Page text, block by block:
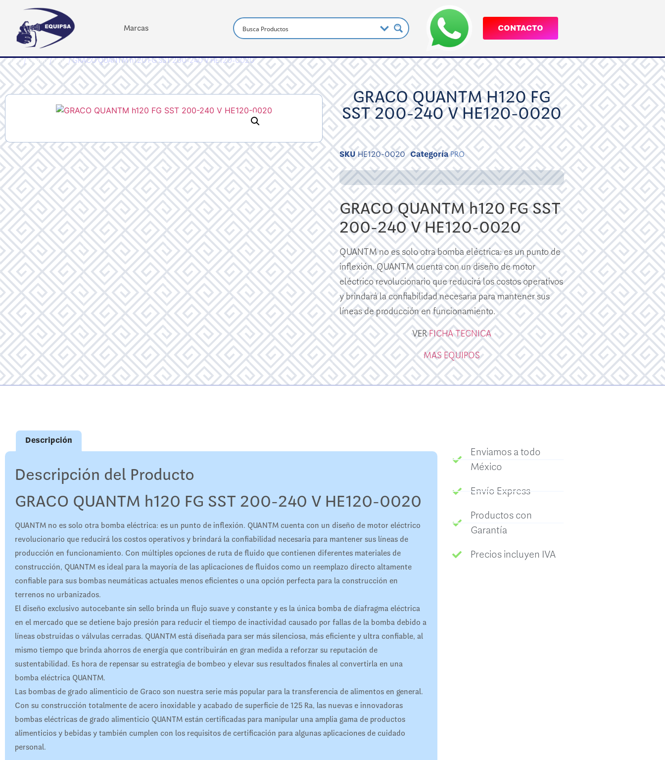
Marcas CONTACTO
Inicio/Graco/PRO/ GRACO QUANTM h120 FG SST 200-240 V HE120-0020
GRACO QUANTM H120 FG
SST 200-240 V HE120-0020
SKUHE120-0020 CategoríaPRO
GRACO QUANTM h120 FG SST
200-240 V HE120-0020
QUANTM no es solo otra bomba eléctrica: es un punto de
inflexión. QUANTM cuenta con un diseño de motor
eléctrico revolucionario que reducirá los costos operativos
y brindará la confiabilidad necesaria para mantener sus
líneas de producción en funcionamiento.
VERFICHA TECNICA
MAS EQUIPOS
Descripción
Descripción del Producto
GRACO QUANTM h120 FG SST 200-240 V HE120-0020
QUANTM no es solo otra bomba eléctrica: es un punto de inflexión. QUANTM cuenta con un diseño de motor eléctrico
revolucionario que reducirá los costos operativos y brindará la confiabilidad necesaria para mantener sus líneas de
producción en funcionamiento. Con múltiples opciones de ruta de fluido que contienen diferentes materiales de
construcción, QUANTM es ideal para la mayoría de las aplicaciones de fluidos como un reemplazo directo altamente
confiable para sus bombas neumáticas actuales menos eficientes o una opción perfecta para la construcción en
terrenos no urbanizados.
El diseño exclusivo autocebante sin sello brinda un flujo suave y constante y es la única bomba de diafragma eléctrica
en el mercado que se detiene bajo presión para reducir el tiempo de inactividad causado por fallas de la bomba debido a
líneas obstruidas o válvulas cerradas. QUANTM está diseñada para ser más silenciosa, más eficiente y ultra confiable, al
mismo tiempo que brinda ahorros de energía que contribuirán en gran medida a reforzar su reputación de
sustentabilidad. Es hora de repensar su estrategia de bombeo y elevar sus resultados finales al convertirla en una
bomba eléctrica QUANTM.
Las bombas de grado alimenticio de Graco son nuestra serie más popular para la transferencia de alimentos en general.
Con su construcción totalmente de acero inoxidable y acabado de superficie de 125 Ra, las nuevas e innovadoras
bombas eléctricas de grado alimenticio QUANTM están certificadas para manipular una amplia gama de productos
alimenticios y bebidas y también cumplen con los requisitos de certificación para algunas aplicaciones de cuidado
personal.
Enviamos a todo
México
Envío Express
Productos con
Garantía
Precios incluyen IVA